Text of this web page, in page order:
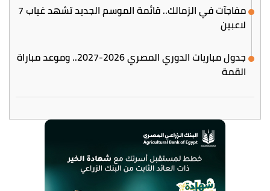
مفاجآت في الزمالك.. قائمة الموسم الجديد تشهد غياب 7
لاعبين
جدول مباريات الدوري المصري 2026-2027.. وموعد مباراة
القمة